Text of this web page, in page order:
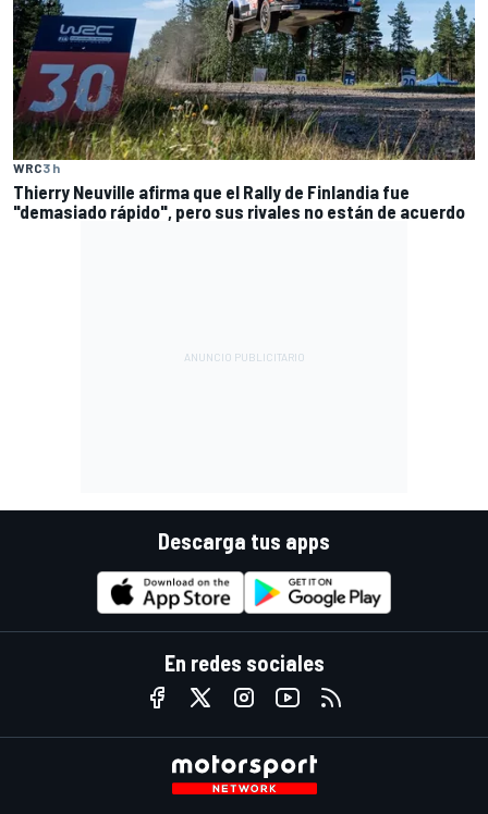
WRC3 h
Thierry Neuville afirma que el Rally de Finlandia fue
"demasiado rápido", pero sus rivales no están de acuerdo
Descarga tus apps
En redes sociales